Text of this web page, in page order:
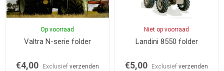
Op voorraad
Valtra N-serie folder
€4,00 Exclusief verzenden
Niet op voorraad
Landini 8550 folder
€5,00 Exclusiefverzenden